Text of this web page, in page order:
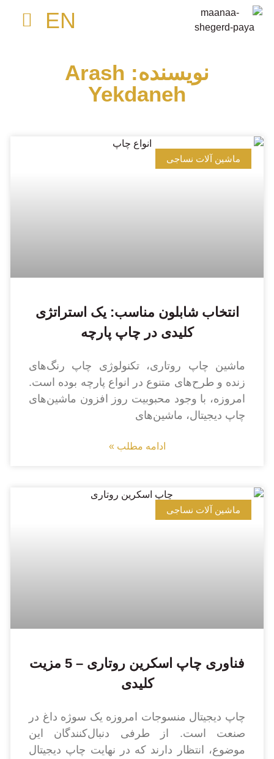
EN
نویسنده: Arash
Yekdaneh
ماشین آلات نساجی
انتخاب شابلون مناسب: یک استراتژی
کلیدی در چاپ پارچه
ماشین چاپ روتاری، تکنولوژی چاپ رنگ‌های
زنده و طرح‌های متنوع در انواع پارچه بوده است.
امروزه، با وجود محبوبیت روز افزون ماشین‌های
چاپ دیجیتال، ماشین‌های
ادامه مطلب »
ماشین آلات نساجی
فناوری چاپ اسکرین روتاری – 5 مزیت
کلیدی
چاپ دیجیتال منسوجات امروزه یک سوژه داغ در
صنعت است. از طرفی دنبال‌کنندگان این
موضوع، انتظار دارند که در نهایت چاپ دیجیتال